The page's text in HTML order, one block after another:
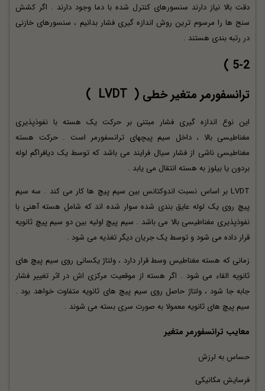
دقت بالا نیاز دارند سنسورهای کنترل شده با دما وجود دارند . اگر کشش
سنج ها را مرسوم ترین روش اندازه گیری فشار بدانیم ، سنسورهای خازنی
در رتبه بندی هستند .
5-2 )
ترانسفورمر متغیر خطی ( LVDT
)
این نوع اندازه گیری فشار مبتنی بر حرکت یک هسته با نفوذپذیری
مغناطیسی بالا ، داخل سیم پیچهای ترانسفورمر است . حرکت هسته
مغناطیسی ناشی از فشار سیال فرایند می باشد که توسط یک دیافراگم لوله
بردون یا بیلوز به هسته انتقال می یابد .
LVDT بر اساس نسبت اندوکتانس بین سیم پیچ ها کار می کند . سه سیم
پیچ روی یک لوله عایق بندی شده سوار شده اند که شامل هسته آهنی با
نفوذپذیری مغناطیسی بالا می باشد . سیم پیچ اولیه بین دو سیم پیچ ثانویه
قرار داده می شود و توسط یک جریان دیگر تغذیه می شود .
زمانی که هسته مغناطیس وسط قرار دارد ، ولتاژ یکسانی روی سیم پیچ های
ثانویه القاء می شود . اگر هسته از موقعیت مرکزی اش در اثر تغییر فشار
جابه جا شود ، ولتاژ حاصل روی سیم پیچ های ثانویه متفاوت خواهد بود .
سیم پیچ های ثانویه معمولا به صورت سری بسته می شوند .
معایب ترانسفورمر متغیر
حساس به لرزش
فرسایش مکانیکی